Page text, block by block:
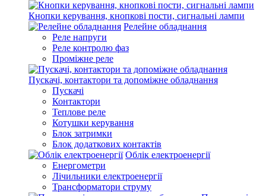
Кнопки керування, кнопкові пости, сигнальні лампи
Релейне обладнання
Реле напруги
Реле контролю фаз
Проміжне реле
Пускачі, контактори та допоміжне обладнання
Пускачі
Контактори
Теплове реле
Котушки керування
Блок затримки
Блок додаткових контактів
Облік електроенергії
Енергометри
Лічильники електроенергії
Трансформатори струму